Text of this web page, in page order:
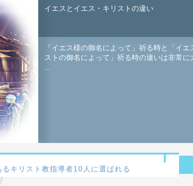
イエスとイエス・キリストの違い
「イエス様の御名によって」祈る時と「イエ
ストの御名によって」祈る時の違いは非常に
...